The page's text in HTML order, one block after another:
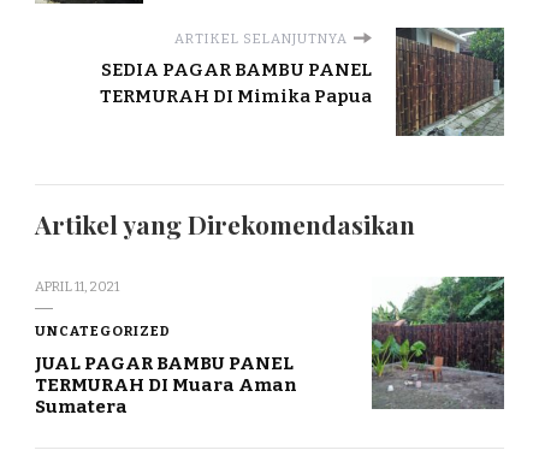
ARTIKEL SELANJUTNYA
SEDIA PAGAR BAMBU PANEL
TERMURAH DI Mimika Papua
Artikel yang Direkomendasikan
APRIL 11, 2021
UNCATEGORIZED
JUAL PAGAR BAMBU PANEL
TERMURAH DI Muara Aman
Sumatera